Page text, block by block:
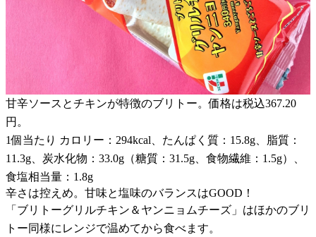
甘辛ソースとチキンが特徴のブリトー。価格は税込367.20
円。
1個当たり カロリー：294kcal、たんぱく質：15.8g、脂質：
11.3g、炭水化物：33.0g（糖質：31.5g、食物繊維：1.5g）、
食塩相当量：1.8g
辛さは控えめ。甘味と塩味のバランスはGOOD！
「ブリトーグリルチキン＆ヤンニョムチーズ」はほかのブリ
トー同様にレンジで温めてから食べます。